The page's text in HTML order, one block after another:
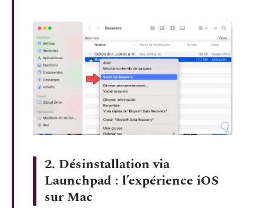
2. Désinstallation via
Launchpad : l’expérience iOS
sur Mac